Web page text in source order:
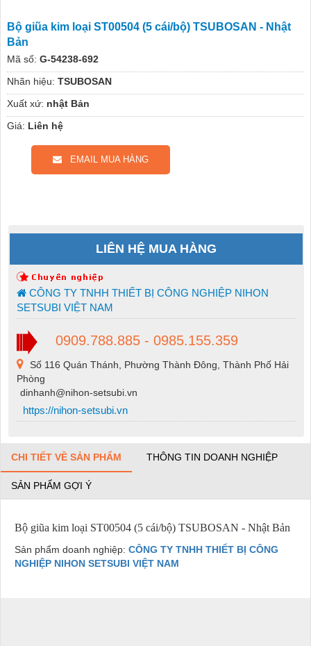
Bộ giũa kim loại ST00504 (5 cái/bộ) TSUBOSAN - Nhật
Bản
Mã số: G-54238-692
Nhãn hiệu: TSUBOSAN
Xuất xứ: nhật Bản
Giá: Liên hệ
EMAIL MUA HÀNG
LIÊN HỆ MUA HÀNG
CÔNG TY TNHH THIẾT BỊ CÔNG NGHIỆP NIHON
SETSUBI VIỆT NAM
0909.788.885 - 0985.155.359
Số 116 Quán Thánh, Phường Thành Đông, Thành Phố Hải
Phòng
dinhanh@nihon-setsubi.vn
https://nihon-setsubi.vn
CHI TIẾT VỀ SẢN PHẨM THÔNG TIN DOANH NGHIỆP
SẢN PHẨM GỢI Ý
Bộ giũa kim loại ST00504 (5 cái/bộ) TSUBOSAN - Nhật Bản
Sản phẩm doanh nghiệp: CÔNG TY TNHH THIẾT BỊ CÔNG
NGHIỆP NIHON SETSUBI VIỆT NAM